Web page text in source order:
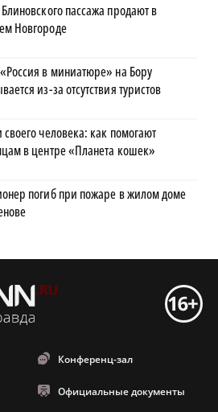
пассажа продают в
Новгороде
в миниатюре» на Бору
из-за отсутствия туристов
своего человека: как помогают
в центре «Планета кошек»
погиб при пожаре в жилом доме
Конференц-зал
Официальные документы